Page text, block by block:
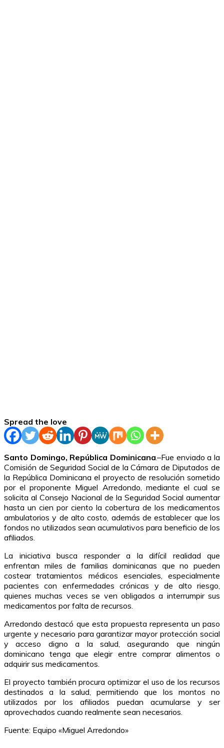
Spread the love
Santo Domingo, República Dominicana.–Fue enviado a la
Comisión de Seguridad Social de la Cámara de Diputados de
la República Dominicana el proyecto de resolución sometido
por el proponente Miguel Arredondo, mediante el cual se
solicita al Consejo Nacional de la Seguridad Social aumentar
hasta un cien por ciento la cobertura de los medicamentos
ambulatorios y de alto costo, además de establecer que los
fondos no utilizados sean acumulativos para beneficio de los
afiliados.
La iniciativa busca responder a la difícil realidad que
enfrentan miles de familias dominicanas que no pueden
costear tratamientos médicos esenciales, especialmente
pacientes con enfermedades crónicas y de alto riesgo,
quienes muchas veces se ven obligados a interrumpir sus
medicamentos por falta de recursos.
Arredondo destacó que esta propuesta representa un paso
urgente y necesario para garantizar mayor protección social
y acceso digno a la salud, asegurando que ningún
dominicano tenga que elegir entre comprar alimentos o
adquirir sus medicamentos.
El proyecto también procura optimizar el uso de los recursos
destinados a la salud, permitiendo que los montos no
utilizados por los afiliados puedan acumularse y ser
aprovechados cuando realmente sean necesarios.
Fuente: Equipo «Miguel Arredondo»